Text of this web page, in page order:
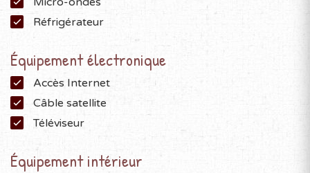
Réfrigérateur
Équipement électronique
Accès Internet
Câble satellite
Téléviseur
Équipement intérieur